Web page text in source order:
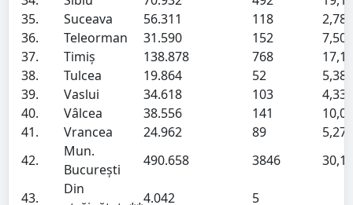
35.
Suceava 56.311 118
2,78
36.
Teleorman 31.590 152
7,50
37.
Timiș 138.878 768
17,13
38.
Tulcea 19.864 52
5,38
39.
Vaslui 34.618 103
4,33
40.
Vâlcea 38.556 141
10,06
41.
Vrancea 24.962 89
5,27
42.
Mun.
București
490.658 3846 30,15
43.
Din
4.042 5